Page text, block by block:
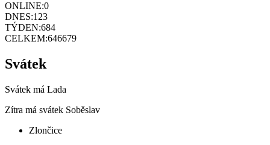
ONLINE:0
DNES:123
TÝDEN:684
CELKEM:646679
Svátek
Svátek má Lada
Zítra má svátek Soběslav
Zlončice